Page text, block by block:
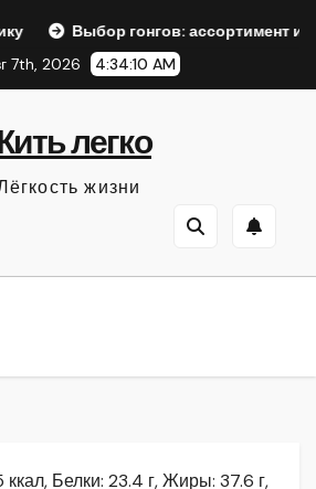
гонгов: ассортимент и
7th, 2026
4:34:11 AM
легко
жизни
ккал, Белки: 23.4 г, Жиры: 37.6 г,